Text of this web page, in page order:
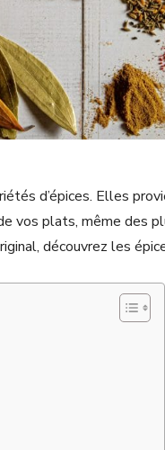
d’épices. Elles
vos plats, même des
découvrez les